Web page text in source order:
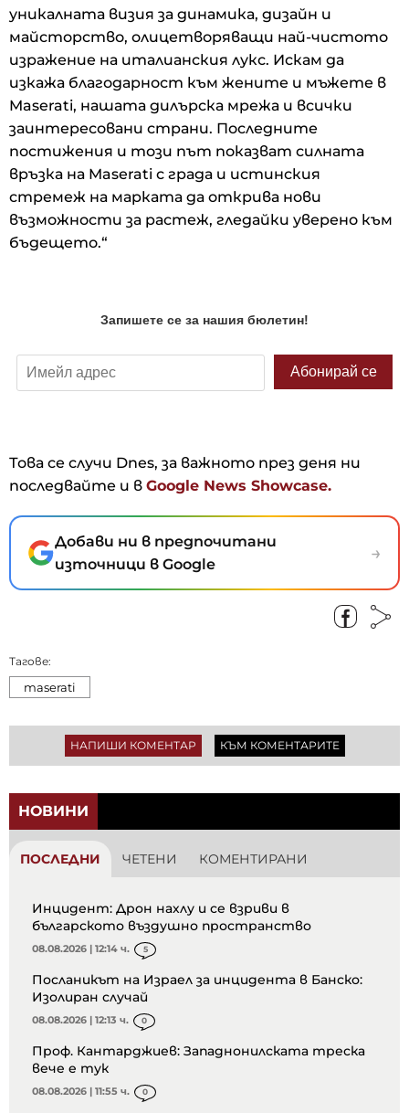
уникалната визия за динамика, дизайн и
майсторство, олицетворяващи най-чистото
изражение на италианския лукс. Искам да
изкажа благодарност към жените и мъжете в
Maserati, нашата дилърска мрежа и всички
заинтересовани страни. Последните
постижения и този път показват силната
връзка на Maserati с града и истинския
стремеж на марката да открива нови
възможности за растеж, гледайки уверено към
бъдещето.“
Това се случи Dnes, за важното през деня ни
последвайте и в Google News Showcase.
Добави ни в предпочитани
източници в Google
→
Тагове:
maserati
НАПИШИ КОМЕНТАР КЪМ КОМЕНТАРИТЕ
НОВИНИ
ПОСЛЕДНИ ЧЕТЕНИ КОМЕНТИРАНИ
Инцидент: Дрон нахлу и се взриви в
българското въздушно пространство
08.08.2026 | 12:14 ч. 5
Посланикът на Израел за инцидента в Банско:
Изолиран случай
08.08.2026 | 12:13 ч. 0
Проф. Кантарджиев: Западнонилската треска
вече е тук
08.08.2026 | 11:55 ч. 0